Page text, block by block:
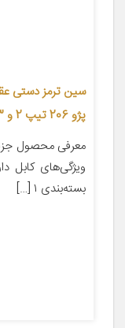
پژو 206 تیپ 2 و 3
بسته‌بندی ۱ […]